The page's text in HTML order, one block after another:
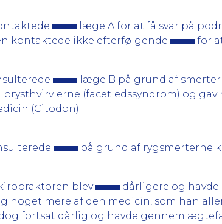
læge A for at få svar på
kontaktede ikke efterfølgende
for
læge B på grund af
(facetledssyndrom) og
(Citodon).
på grund af rygsmerterne
blev
dårligere og
noget mere af den medicin, som han
fortsat dårlig og havde gennem